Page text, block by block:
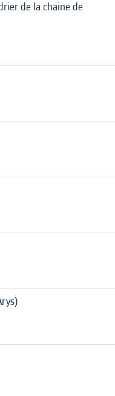
de la chaine de